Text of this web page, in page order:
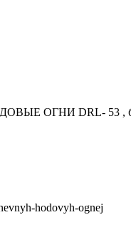
ОГНИ DRL- 53 ,
hodovyh-ognej